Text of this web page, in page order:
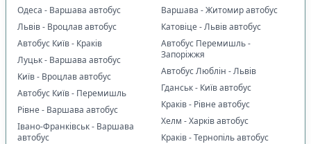
Одеса - Варшава автобус
Львів - Вроцлав автобус
Автобус Київ - Краків
Луцьк - Варшава автобус
Київ - Вроцлав автобус
Автобус Київ - Перемишль
Рівне - Варшава автобус
Івано-Франківськ - Варшава
автобус
Варшава - Житомир автобус
Катовіце - Львів автобус
Автобус Перемишль -
Запоріжжя
Автобус Люблін - Львів
Гданськ - Київ автобус
Краків - Рівне автобус
Хелм - Харків автобус
Краків - Тернопіль автобус